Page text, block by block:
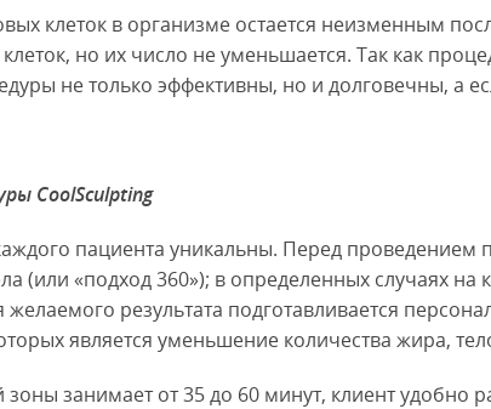
клеток в организме остается неизменным
но их число не уменьшается. Так как
не только эффективны, но и долговечны, а
CoolSculpting
пациента уникальны. Перед проведением
(или «подход 360»); в определенных случаях на
результата подготавливается
является уменьшение количества жира,
занимает от 35 до 60 минут, клиент удобно